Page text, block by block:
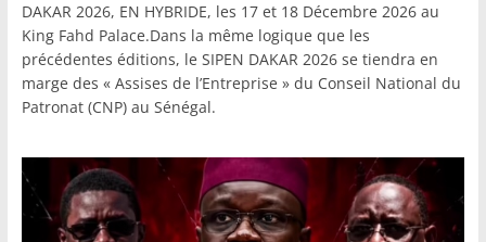
DAKAR 2026, EN HYBRIDE, les 17 et 18 Décembre 2026 au
King Fahd Palace.Dans la même logique que les
précédentes éditions, le SIPEN DAKAR 2026 se tiendra en
marge des « Assises de l’Entreprise » du Conseil National du
Patronat (CNP) au Sénégal.